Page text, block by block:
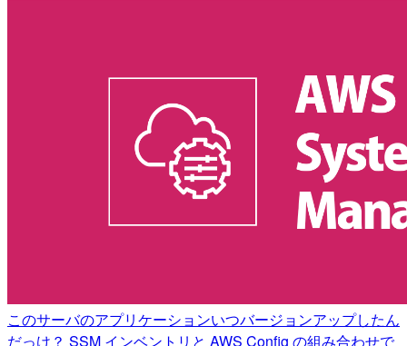
このサーバのアプリケーションいつバージョンアップしたん
だっけ？ SSM インベントリと AWS Config の組み合わせで